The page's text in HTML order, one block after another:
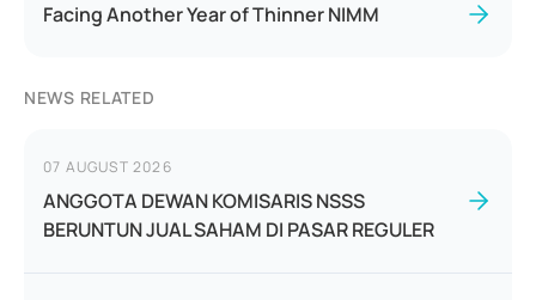
Facing Another Year of Thinner NIMM
NEWS RELATED
07 AUGUST 2026
ANGGOTA DEWAN KOMISARIS NSSS
BERUNTUN JUAL SAHAM DI PASAR REGULER